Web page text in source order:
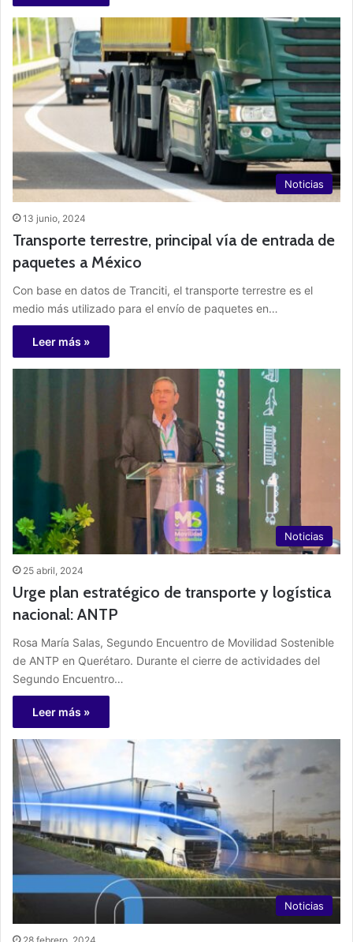
Noticias
13 junio, 2024
Transporte terrestre, principal vía de entrada de
paquetes a México
Con base en datos de Tranciti, el transporte terrestre es el
medio más utilizado para el envío de paquetes en…
Leer más »
Noticias
25 abril, 2024
Urge plan estratégico de transporte y logística
nacional: ANTP
Rosa María Salas, Segundo Encuentro de Movilidad Sostenible
de ANTP en Querétaro. Durante el cierre de actividades del
Segundo Encuentro…
Leer más »
Noticias